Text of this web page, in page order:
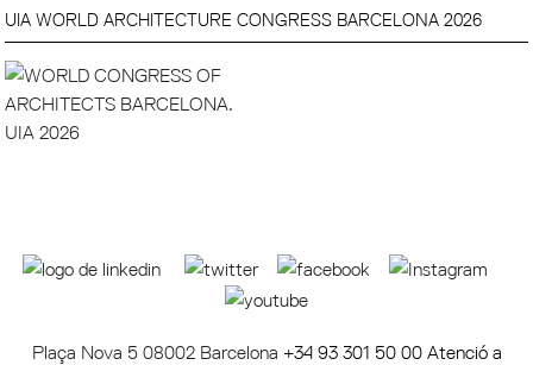
UIA WORLD ARCHITECTURE CONGRESS BARCELONA 2026
Plaça Nova 5 08002 Barcelona +34 93 301 50 00 Atenció a